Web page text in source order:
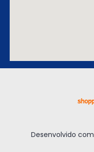
Desenvolvido